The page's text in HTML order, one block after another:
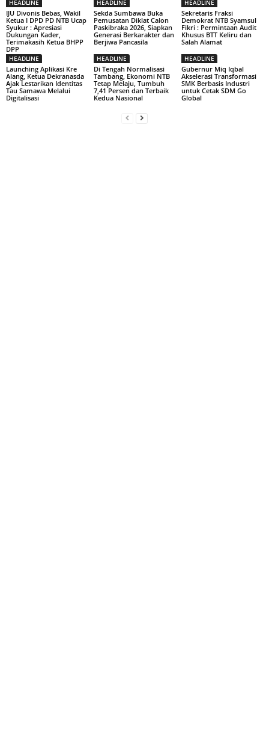
HEADLINE
IJU Divonis Bebas, Wakil
Ketua I DPD PD NTB Ucap
Syukur : Apresiasi
Dukungan Kader,
Terimakasih Ketua BHPP
DPP
HEADLINE
Sekda Sumbawa Buka
Pemusatan Diklat Calon
Paskibraka 2026, Siapkan
Generasi Berkarakter dan
Berjiwa Pancasila
HEADLINE
Sekretaris Fraksi
Demokrat NTB Syamsul
Fikri : Permintaan Audit
Khusus BTT Keliru dan
Salah Alamat
HEADLINE
Launching Aplikasi Kre
Alang, Ketua Dekranasda
Ajak Lestarikan Identitas
Tau Samawa Melalui
Digitalisasi
HEADLINE
Di Tengah Normalisasi
Tambang, Ekonomi NTB
Tetap Melaju, Tumbuh
7,41 Persen dan Terbaik
Kedua Nasional
HEADLINE
Gubernur Miq Iqbal
Akselerasi Transformasi
SMK Berbasis Industri
untuk Cetak SDM Go
Global